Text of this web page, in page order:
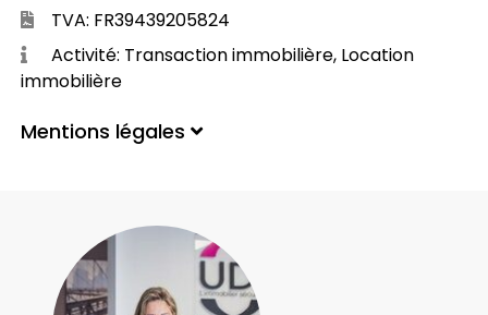
TVA: FR39439205824
Activité: Transaction immobilière, Location
immobilière
Mentions légales